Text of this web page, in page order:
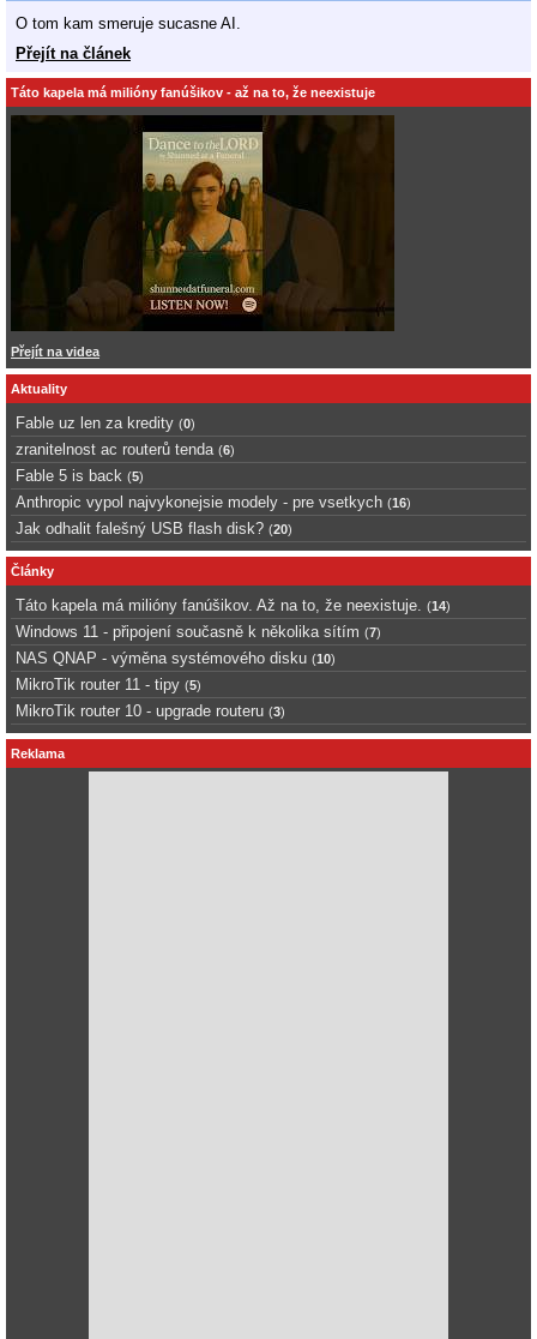
O tom kam smeruje sucasne AI.
Přejít na článek
Táto kapela má milióny fanúšikov - až na to, že neexistuje
Přejít na videa
Aktuality
Fable uz len za kredity (0)
zranitelnost ac routerů tenda (6)
Fable 5 is back (5)
Anthropic vypol najvykonejsie modely - pre vsetkych (16)
Jak odhalit falešný USB flash disk? (20)
Články
Táto kapela má milióny fanúšikov. Až na to, že neexistuje. (14)
Windows 11 - připojení současně k několika sítím (7)
NAS QNAP - výměna systémového disku (10)
MikroTik router 11 - tipy (5)
MikroTik router 10 - upgrade routeru (3)
Reklama